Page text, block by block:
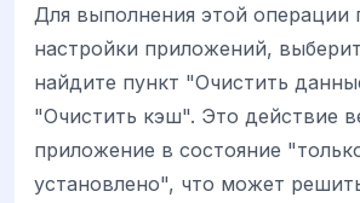
Для выполнения этой операции
настройки приложений,
найдите пункт "Очистить
"Очистить кэш". Это действие
приложение в состояние
установлено", что может